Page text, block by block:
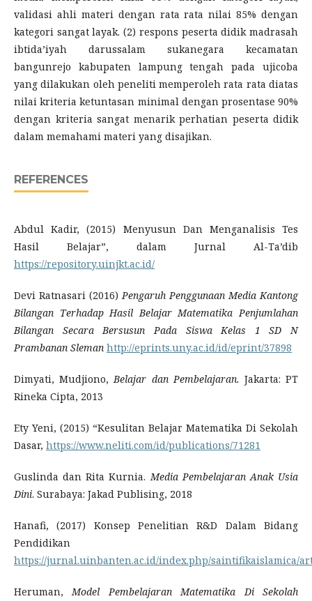
validasi ahli materi dengan rata rata nilai 85% dengan
kategori sangat layak. (2) respons peserta didik madrasah
ibtida’iyah darussalam sukanegara kecamatan
bangunrejo kabupaten lampung tengah pada ujicoba
yang dilakukan oleh peneliti memperoleh rata rata diatas
nilai kriteria ketuntasan minimal dengan prosentase 90%
dengan kriteria sangat menarik perhatian peserta didik
dalam memahami materi yang disajikan.
REFERENCES
Abdul Kadir, (2015) Menyusun Dan Menganalisis Tes
Hasil Belajar”, dalam Jurnal Al-Ta’dib
https://repository.uinjkt.ac.id/
Devi Ratnasari (2016) Pengaruh Penggunaan Media Kantong
Bilangan Terhadap Hasil Belajar Matematika Penjumlahan
Bilangan Secara Bersusun Pada Siswa Kelas 1 SD N
Prambanan Sleman http://eprints.uny.ac.id/id/eprint/37898
Dimyati, Mudjiono, Belajar dan Pembelajaran. Jakarta: PT
Rineka Cipta, 2013
Ety Yeni, (2015) “Kesulitan Belajar Matematika Di Sekolah
Dasar, https://www.neliti.com/id/publications/71281
Guslinda dan Rita Kurnia. Media Pembelajaran Anak Usia
Dini. Surabaya: Jakad Publising, 2018
Hanafi, (2017) Konsep Penelitian R&D Dalam Bidang
Pendidikan
https://jurnal.uinbanten.ac.id/index.php/saintifikaislamica/
Heruman, Model Pembelajaran Matematika Di Sekolah